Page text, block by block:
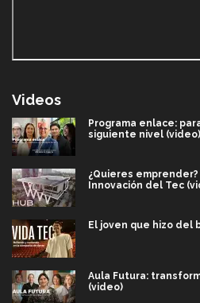
Videos
Programa enlace:
siguiente nivel (video)
¿Quieres
Innovación del Tec
El joven que hizo del
Aula Futura:
(video)